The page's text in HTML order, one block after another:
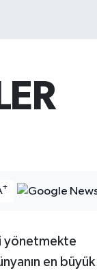
+
yönetmekte
en büyük